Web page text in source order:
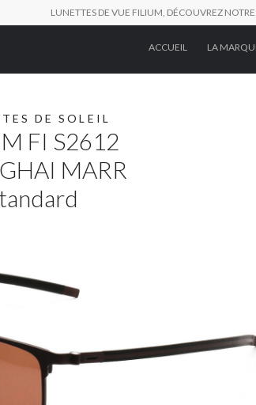
LUNETTES DE VUE FILIUM, DÉCOUVREZ
ACCUEIL LA
DE SOLEIL
FI S2612
MARR